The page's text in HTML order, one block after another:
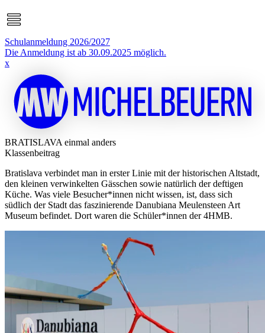
Schulanmeldung 2026/2027
Die Anmeldung ist ab 30.09.2025 möglich.
x
BRATISLAVA einmal anders
Klassenbeitrag
Bratislava verbindet man in erster Linie mit der historischen Altstadt,
den kleinen verwinkelten Gässchen sowie natürlich der deftigen
Küche. Was viele Besucher*innen nicht wissen, ist, dass sich
südlich der Stadt das faszinierende Danubiana Meulensteen Art
Museum befindet. Dort waren die Schüler*innen der 4HMB.